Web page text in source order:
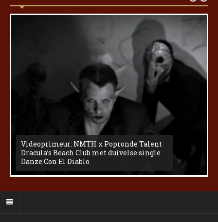
Videoprimeur: NMTH x Popronde Talent
Dracula’s Beach Club met duivelse single
Danze Con El Diablo